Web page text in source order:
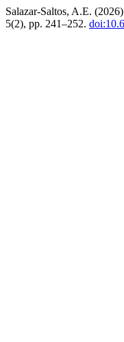
Salazar-Saltos, A.E.
5(2), pp. 241–252.